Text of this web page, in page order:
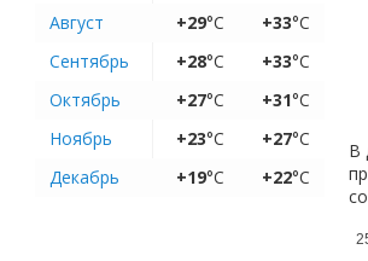
Август
+29°C +33°C
Сентябрь
+28°C +33°C
Октябрь
+27°C +31°C
Ноябрь
+23°C +27°C
Декабрь
+19°C +22°C
В